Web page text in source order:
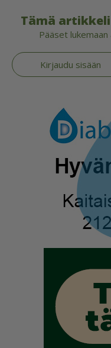
Tämä
Pääset
Kirjaudu sisään